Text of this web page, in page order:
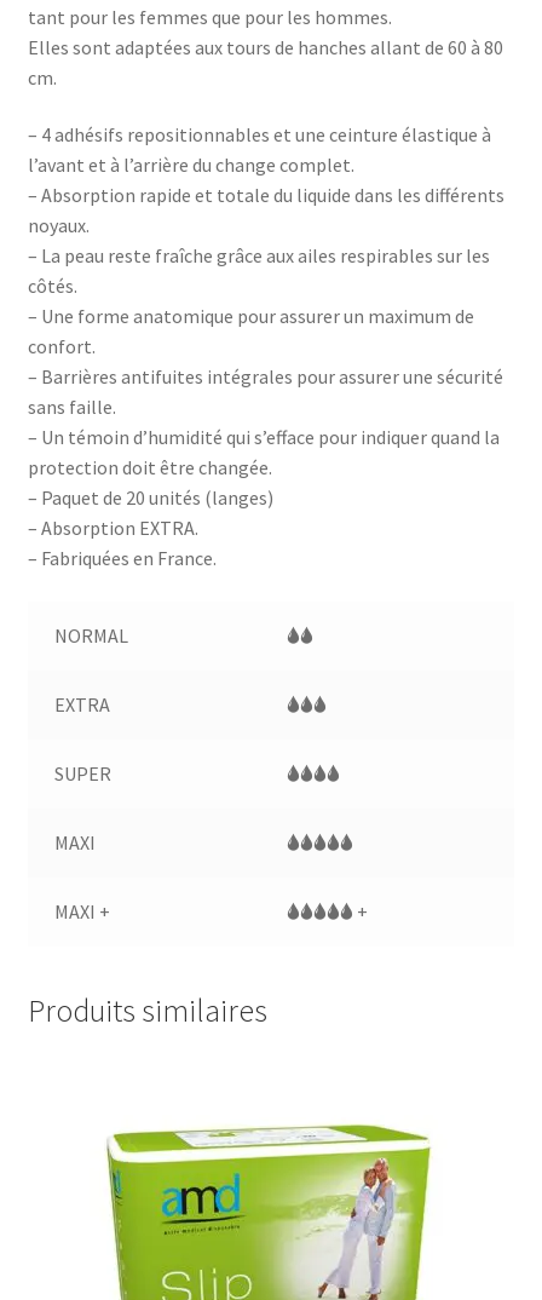
tant pour les femmes que pour les hommes.
Elles sont adaptées aux tours de hanches allant de 60 à 80
cm.
– 4 adhésifs repositionnables et une ceinture élastique à
l’avant et à l’arrière du change complet.
– Absorption rapide et totale du liquide dans les différents
noyaux.
– La peau reste fraîche grâce aux ailes respirables sur les
côtés.
– Une forme anatomique pour assurer un maximum de
confort.
– Barrières antifuites intégrales pour assurer une sécurité
sans faille.
– Un témoin d’humidité qui s’efface pour indiquer quand la
protection doit être changée.
– Paquet de 20 unités (langes)
– Absorption EXTRA.
– Fabriquées en France.
NORMAL 🌢🌢
EXTRA 🌢🌢🌢
SUPER 🌢🌢🌢🌢
MAXI 🌢🌢🌢🌢🌢
MAXI + 🌢🌢🌢🌢🌢 +
Produits similaires